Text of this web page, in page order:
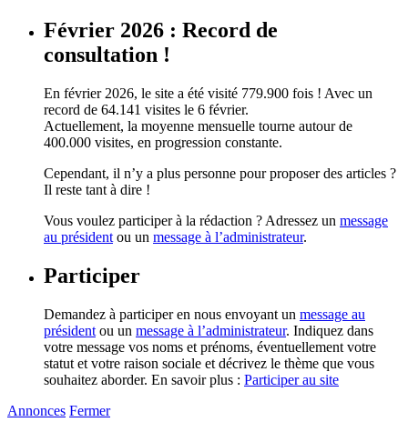
Février 2026 : Record de
consultation !
En février 2026, le site a été visité 779.900 fois ! Avec un
record de 64.141 visites le 6 février.
Actuellement, la moyenne mensuelle tourne autour de
400.000 visites, en progression constante.
Cependant, il n’y a plus personne pour proposer des articles ?
Il reste tant à dire !
Vous voulez participer à la rédaction ? Adressez un message
au président ou un message à l’administrateur.
Participer
Demandez à participer en nous envoyant un message au
président ou un message à l’administrateur. Indiquez dans
votre message vos noms et prénoms, éventuellement votre
statut et votre raison sociale et décrivez le thème que vous
souhaitez aborder. En savoir plus : Participer au site
Annonces Fermer